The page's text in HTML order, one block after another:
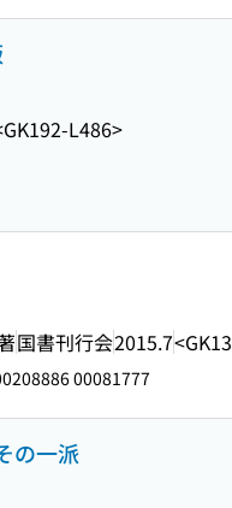
L486>
国書刊行会2015.7
00081777
の一派